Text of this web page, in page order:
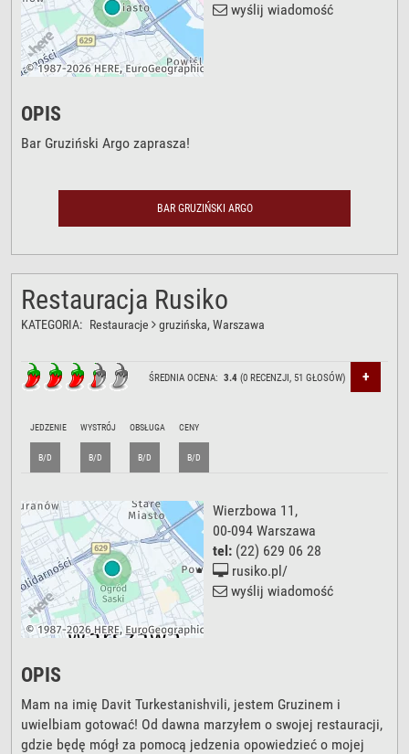
wyślij wiadomość
OPIS
Bar Gruziński Argo zaprasza!
BAR GRUZIŃSKI ARGO
Restauracja Rusiko
KATEGORIA: Restauracje gruzińska, Warszawa
ŚREDNIA OCENA:3.4 (0 RECENZJI, 51 GŁOSÓW) +
JEDZENIE
B/D
WYSTRÓJ
B/D
OBSŁUGA
B/D
CENY
B/D
Wierzbowa 11 ,
00-094 Warszawa
tel: (22) 629 06 28
rusiko.pl/
wyślij wiadomość
OPIS
Mam na imię Davit Turkestanishvili, jestem Gruzinem i
uwielbiam gotować! Od dawna marzyłem o swojej restauracji,
gdzie będę mógł za pomocą jedzenia opowiedzieć o mojej